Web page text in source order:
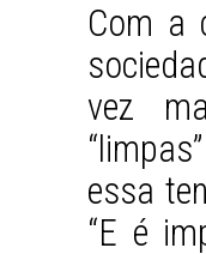
Com a
vez
essa
“E é